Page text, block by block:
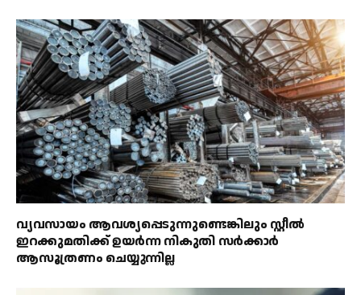
വ്യവസായം ആവശ്യപ്പെടുന്നുണ്ടെങ്കിലും സ്റ്റീൽ
ഇറക്കുമതിക്ക് ഉയർന്ന നികുതി സർക്കാർ
ആസൂത്രണം ചെയ്യുന്നില്ല